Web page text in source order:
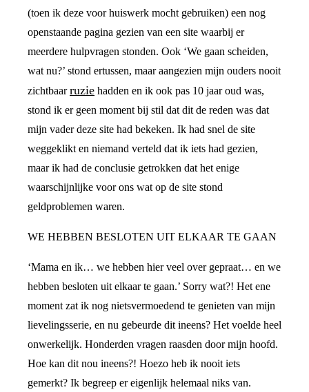
(toen ik deze voor huiswerk mocht gebruiken) een nog
openstaande pagina gezien van een site waarbij er
meerdere hulpvragen stonden. Ook ‘We gaan scheiden,
wat nu?’ stond ertussen, maar aangezien mijn ouders nooit
zichtbaarruzie hadden en ik ook pas 10 jaar oud was,
stond ik er geen moment bij stil dat dit de reden was dat
mijn vader deze site had bekeken. Ik had snel de site
weggeklikt en niemand verteld dat ik iets had gezien,
maar ik had de conclusie getrokken dat het enige
waarschijnlijke voor ons wat op de site stond
geldproblemen waren.
WE HEBBEN BESLOTEN UIT ELKAAR TE GAAN
‘Mama en ik… we hebben hier veel over gepraat… en we
hebben besloten uit elkaar te gaan.’ Sorry wat?! Het ene
moment zat ik nog nietsvermoedend te genieten van mijn
lievelingsserie, en nu gebeurde dit ineens? Het voelde heel
onwerkelijk. Honderden vragen raasden door mijn hoofd.
Hoe kan dit nou ineens?! Hoezo heb ik nooit iets
gemerkt? Ik begreep er eigenlijk helemaal niks van.